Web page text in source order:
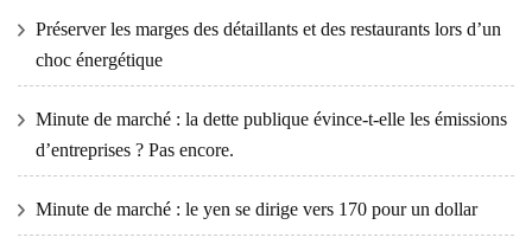
Préserver les marges des détaillants et des restaurants lors d’un
choc énergétique
Minute de marché : la dette publique évince-t-elle les émissions
d’entreprises ? Pas encore.
Minute de marché : le yen se dirige vers 170 pour un dollar